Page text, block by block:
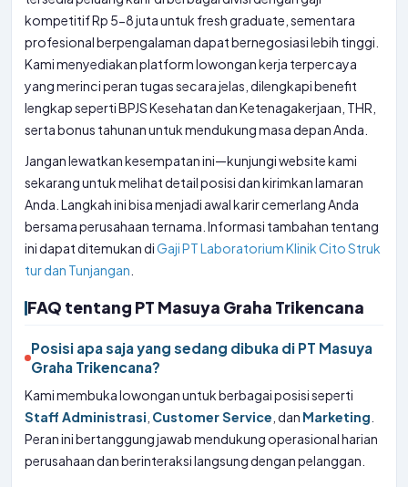
kompetitif Rp 5-8 juta untuk fresh graduate, sementara
profesional berpengalaman dapat bernegosiasi lebih tinggi.
Kami menyediakan platform lowongan kerja terpercaya
yang merinci peran tugas secara jelas, dilengkapi benefit
lengkap seperti BPJS Kesehatan dan Ketenagakerjaan, THR,
serta bonus tahunan untuk mendukung masa depan Anda.
Jangan lewatkan kesempatan ini—kunjungi website kami
sekarang untuk melihat detail posisi dan kirimkan lamaran
Anda. Langkah ini bisa menjadi awal karir cemerlang Anda
bersama perusahaan ternama. Informasi tambahan tentang
ini dapat ditemukan diGaji PT Laboratorium Klinik Cito Struk
tur dan Tunjangan
FAQ tentang PT Masuya Graha Trikencana
Posisi apa saja yang sedang dibuka di PT Masuya
Graha Trikencana?
Kami membuka lowongan untuk berbagai posisi seperti
Staff Administrasi Customer Service , dan Marketing
Peran ini bertanggung jawab mendukung operasional harian
perusahaan dan berinteraksi langsung dengan pelanggan.